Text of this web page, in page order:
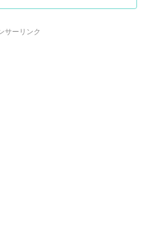
サーリンク